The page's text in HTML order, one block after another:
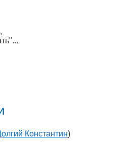
Константин)